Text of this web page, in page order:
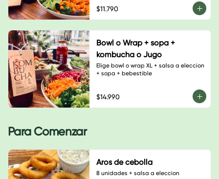
$11.790
Bowl o Wrap + sopa +
kombucha o Jugo
Elige bowl o wrap XL + salsa a eleccion
+ sopa + bebestible
$14.990
Para Comenzar
Aros de cebolla
8 unidades + salsa a eleccion